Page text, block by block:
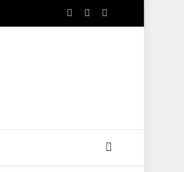
Facebook
X
Instagram